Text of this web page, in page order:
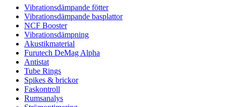
Vibrationsdämpande fötter
Vibrationsdämpande basplattor
NCF Booster
Vibrationsdämpning
Akustikmaterial
Furutech DeMag Alpha
Antistat
Tube Rings
Spikes & brickor
Faskontroll
Rumsanalys